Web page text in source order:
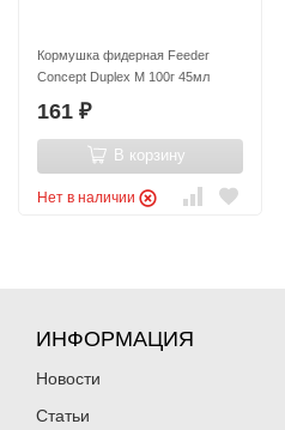
Кормушка фидерная Feeder
Concept Duplex M 100г 45мл
161 ₽
В корзину
Нет в наличии
ИНФОРМАЦИЯ
Новости
Статьи